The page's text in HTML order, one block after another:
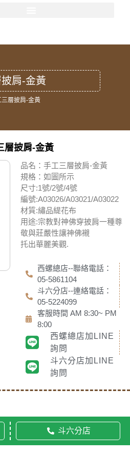
肩-金黃
三層披肩-金黃
層披肩-金黃
品名：手工三層披肩-金黃
規格：如圖所示
尺寸:1號/2號/4號
編號:A03026/A03021/A03022
材質:繡品緹花布
用途:宗教對神佛穿披肩一種尊
敬與莊嚴性讓神佛襯
托出華麗美觀.
西螺總店--聯絡電話：
05-5861104
斗六分店--連絡電話：
05-5224099
客服時間 AM 8:30~ PM
8:00
西螺總店加LINE
詢問
斗六分店加LINE
詢問
斗六分店